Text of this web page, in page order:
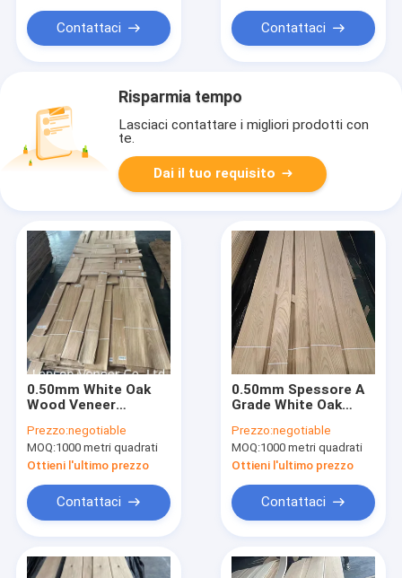
Contattaci Contattaci
Risparmia tempo
Lasciaci contattare i migliori prodotti con
te.
Dai il tuo requisito
0.50mm White Oak
Wood Veneer
leggera ondulazione
Prezzo:negotiable
MOQ:1000 metri quadrati
Ottieni l'ultimo prezzo
Contattaci
0.50mm Spessore A
Grade White Oak
Porta/parete
Decorazione
Prezzo:negotiable
MOQ:1000 metri quadrati
Ottieni l'ultimo prezzo
Contattaci